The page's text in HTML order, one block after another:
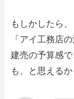
もしかしたら
「アイ工務店
建売の予算感
も、と思える